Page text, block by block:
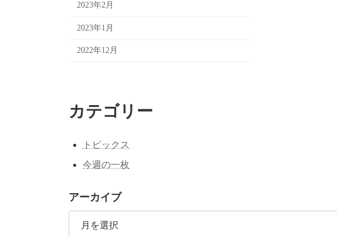
2023年2月
2023年1月
2022年12月
カテゴリー
トピックス
今週の一枚
アーカイブ
ア